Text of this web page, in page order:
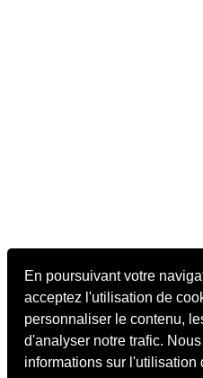
En poursuivant votre
acceptez l'utilisation de
personnaliser le contenu,
d'analyser notre trafic.
informations sur l'utilisation